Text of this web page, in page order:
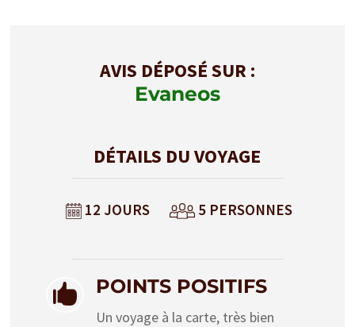
AVIS DÉPOSÉ SUR :
Evaneos
DÉTAILS DU VOYAGE
12 JOURS 5 PERSONNES
 POINTS POSITIFS
Un voyage à la carte, très bien